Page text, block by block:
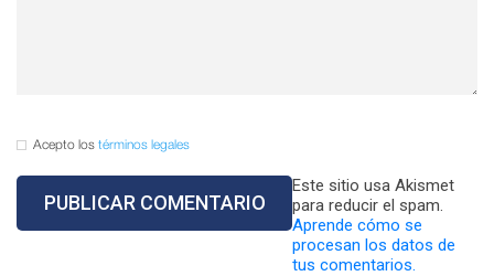
Acepto los términos legales
Este sitio usa Akismet
para reducir el spam.
Aprende cómo se
procesan los datos de
tus comentarios.